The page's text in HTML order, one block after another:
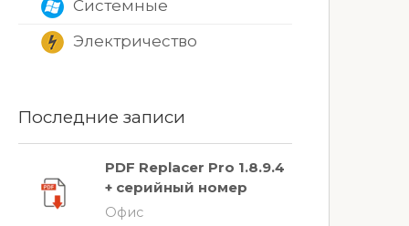
Системные
Электричество
Последние записи
PDF Replacer Pro 1.8.9.4
+ серийный номер
Офис